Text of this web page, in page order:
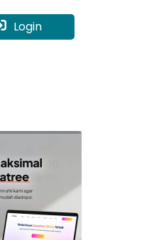
Login